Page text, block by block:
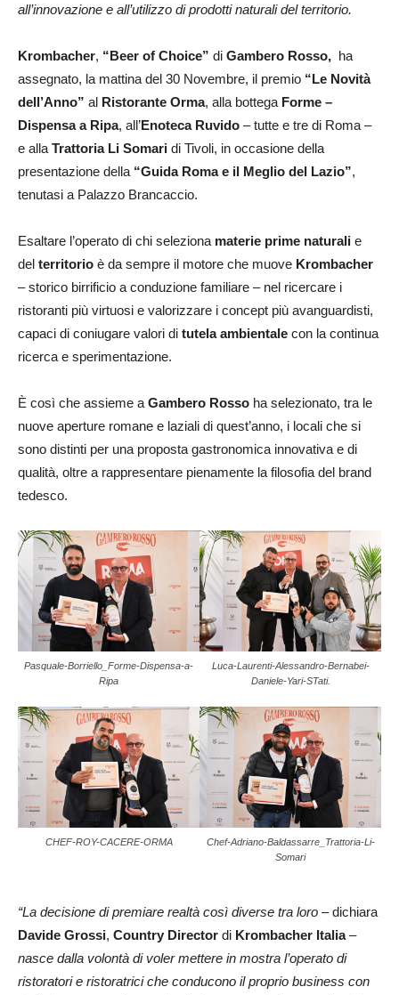
all’innovazione e all’utilizzo di prodotti naturali del territorio.
Krombacher, “Beer of Choice” di Gambero Rosso, ha
assegnato, la mattina del 30 Novembre, il premio “Le Novità
dell’Anno” al Ristorante Orma, alla bottega Forme –
Dispensa a Ripa, all’Enoteca Ruvido – tutte e tre di Roma –
e alla Trattoria Li Somari di Tivoli, in occasione della
presentazione della “Guida Roma e il Meglio del Lazio”,
tenutasi a Palazzo Brancaccio.
Esaltare l’operato di chi seleziona materie prime naturali e
del territorio è da sempre il motore che muove Krombacher
– storico birrificio a conduzione familiare – nel ricercare i
ristoranti più virtuosi e valorizzare i concept più avanguardisti,
capaci di coniugare valori di tutela ambientale con la continua
ricerca e sperimentazione.
È così che assieme a Gambero Rosso ha selezionato, tra le
nuove aperture romane e laziali di quest’anno, i locali che si
sono distinti per una proposta gastronomica innovativa e di
qualità, oltre a rappresentare pienamente la filosofia del brand
tedesco.
Pasquale-Borriello_Forme-Dispensa-a-
Ripa
Luca-Laurenti-Alessandro-Bernabei-
Daniele-Yari-STati.
CHEF-ROY-CACERE-ORMA
Chef-Adriano-Baldassarre_Trattoria-Li-
Somari
“La decisione di premiare realtà così diverse tra loro – dichiara
Davide Grossi, Country Director di Krombacher Italia–
nasce dalla volontà di voler mettere in mostra l’operato di
ristoratori e ristoratrici che conducono il proprio business con